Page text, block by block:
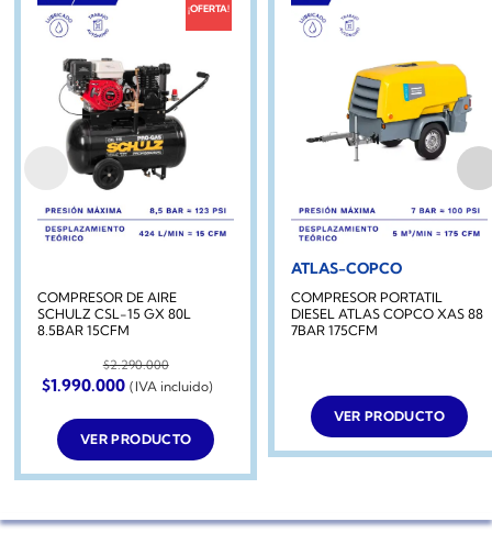
¡OFERTA!
COMPRESOR DE AIRE
SCHULZ CSL-15 GX 80L
8.5BAR 15CFM
$2.290.000
El
precio
original
era:
$2.290.000.
$1.990.000El
precio
actual
es:
$1.990.000.
(IVA incluido)
VER PRODUCTO
ATLAS-COPCO
COMPRESOR PORTATIL
DIESEL ATLAS COPCO XAS 88
7BAR 175CFM
VER PRODUCTO